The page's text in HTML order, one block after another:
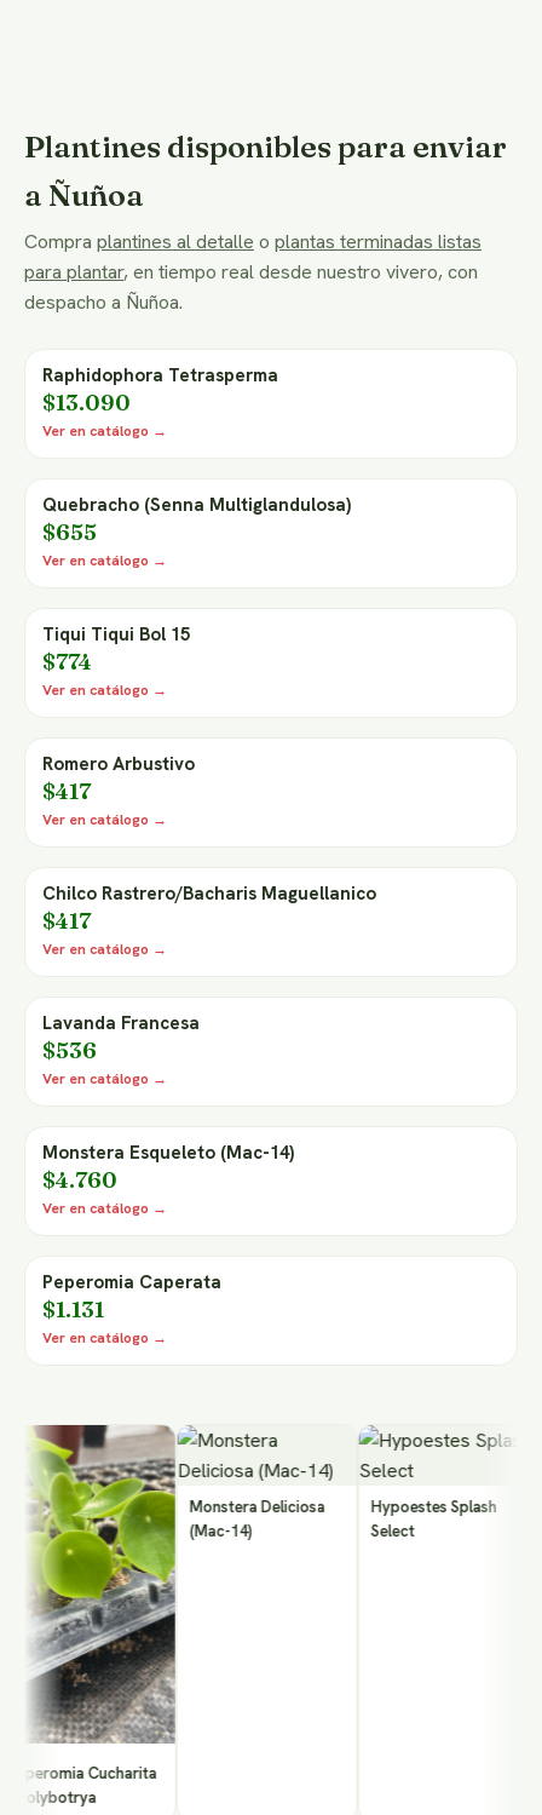
Plantines disponibles para enviar
a Ñuñoa
Compra plantines al detalle o plantas terminadas listas
para plantar, en tiempo real desde nuestro vivero, con
despacho a Ñuñoa.
Raphidophora Tetrasperma
$13.090
Ver en catálogo →
Quebracho (Senna Multiglandulosa)
$655
Ver en catálogo →
Tiqui Tiqui Bol 15
$774
Ver en catálogo →
Romero Arbustivo
$417
Ver en catálogo →
Chilco Rastrero/Bacharis Maguellanico
$417
Ver en catálogo →
Lavanda Francesa
$536
Ver en catálogo →
Monstera Esqueleto (Mac-14)
$4.760
Ver en catálogo →
Peperomia Caperata
$1.131
Ver en catálogo →
Cucharita
Monstera Deliciosa
(Mac-14)
Hypoestes Splash
Select